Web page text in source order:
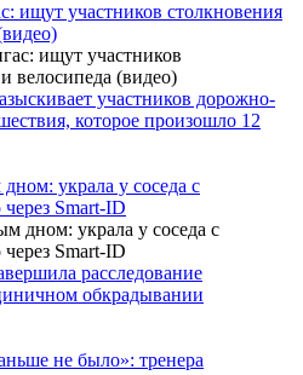
ищут участников столкновения
участников дорожно-
которое произошло 12
украла у соседа с
Smart-ID
расследование
обкрадывании
не было»: тренера